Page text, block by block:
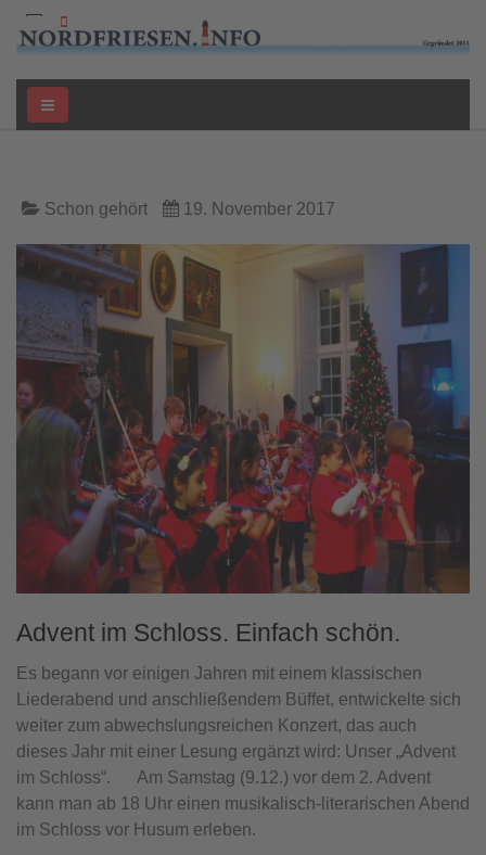
Schon gehört 19. November 2017
Advent im Schloss. Einfach schön.
Es begann vor einigen Jahren mit einem klassischen
Liederabend und anschließendem Büffet, entwickelte sich
weiter zum abwechslungsreichen Konzert, das auch
dieses Jahr mit einer Lesung ergänzt wird: Unser „Advent
im Schloss“. Am Samstag (9.12.) vor dem 2. Advent
kann man ab 18 Uhr einen musikalisch-literarischen Abend
im Schloss vor Husum erleben.